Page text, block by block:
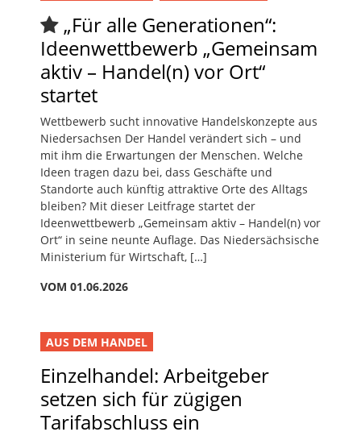
„Für alle Generationen“:
Ideenwettbewerb „Gemeinsam
aktiv – Handel(n) vor Ort“
startet
Wettbewerb sucht innovative Handelskonzepte aus
Niedersachsen Der Handel verändert sich – und
mit ihm die Erwartungen der Menschen. Welche
Ideen tragen dazu bei, dass Geschäfte und
Standorte auch künftig attraktive Orte des Alltags
bleiben? Mit dieser Leitfrage startet der
Ideenwettbewerb „Gemeinsam aktiv – Handel(n) vor
Ort“ in seine neunte Auflage. Das Niedersächsische
Ministerium für Wirtschaft, […]
VOM 01.06.2026
AUS DEM HANDEL
Einzelhandel: Arbeitgeber
setzen sich für zügigen
Tarifabschluss ein